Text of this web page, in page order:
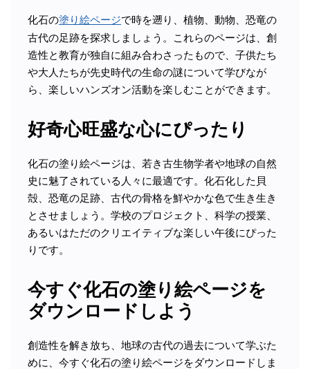
化石の塗り絵ページで時を遡り、植物、動物、恐竜の
古代の足跡を探求しましょう。これらのページは、創
造性と教育が独自に組み合わさったもので、子供たち
や大人たちが先史時代の生命の謎について学びなが
ら、楽しいハンズオン活動を楽しむことができます。
好奇心旺盛な心にぴったり
化石の塗り絵ページは、若き古生物学者や地球の自然
史に魅了されている人々に最適です。化石化した貝
殻、恐竜の足跡、古代の骨格を鮮やかな色で生き生き
とさせましょう。学校のプロジェクト、科学の授業、
あるいはただのクリエイティブな楽しい午後にぴった
りです。
今すぐ化石の塗り絵ページを
ダウンロードしよう
創造性を解き放ち、地球の古代の過去について学ぶた
めに、今すぐ化石の塗り絵ページをダウンロードしま